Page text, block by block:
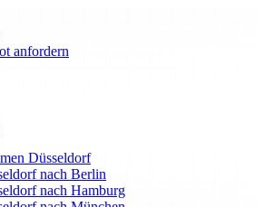
anfordern
Düsseldorf
nach Berlin
nach Hamburg